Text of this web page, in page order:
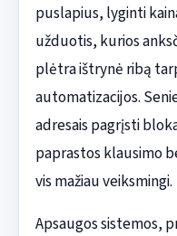
puslapius, lyginti
užduotis, kurios
plėtra ištrynė ribą
automatizacijos.
adresais pagrįsti
paprastos klausimo
vis mažiau veiksmingi.
Apsaugos sistemos,